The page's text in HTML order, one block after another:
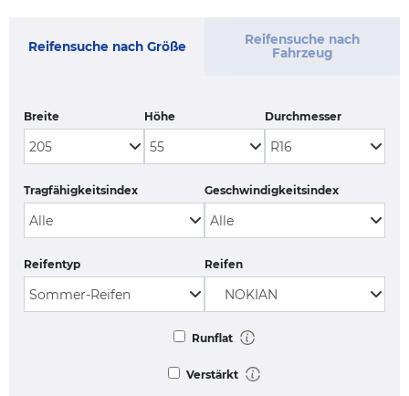
Reifensuche nach Größe
Reifensuche nach
Fahrzeug
Breite Höhe Durchmesser
Tragfähigkeitsindex Geschwindigkeitsindex
Reifentyp Reifen
Runflat
Verstärkt